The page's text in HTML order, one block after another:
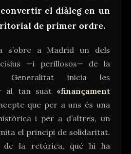
convertir el diàleg en un
de primer ordre.
s’obre a Madrid un dels
—i perillosos— de la
Generalitat inicia les
al tan suat «finançament
que per a uns és una
i per a d’altres, un
el principi de solidaritat.
de la retòrica, què hi ha